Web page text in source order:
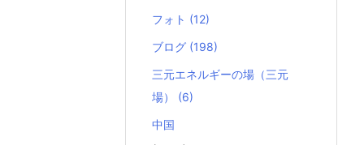
フォト (12)
ブログ (198)
三元エネルギーの場（三元
場） (6)
中国